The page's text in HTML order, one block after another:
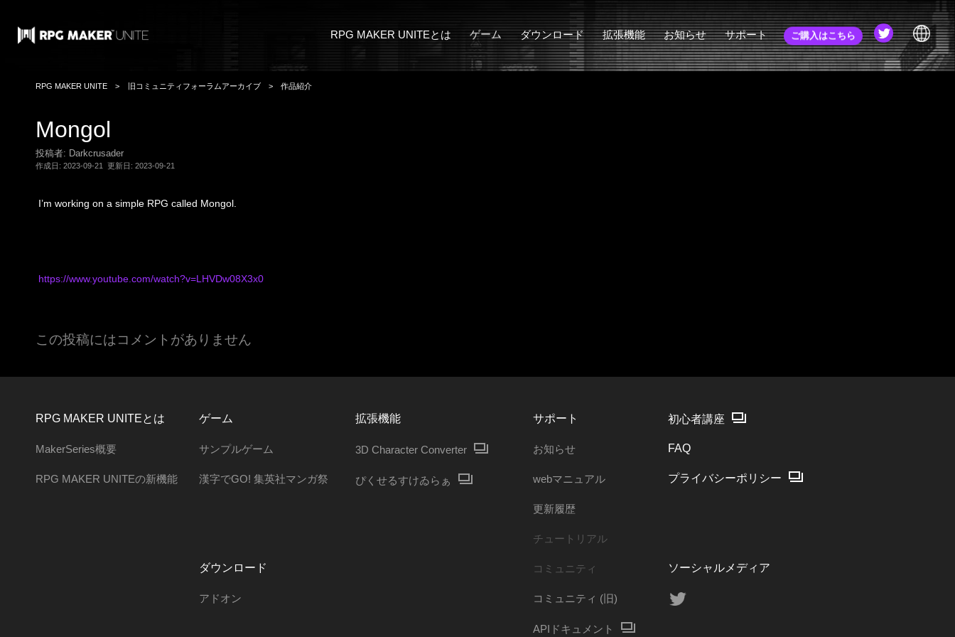
RPG MAKER UNITEとは
MakerSeries概要
ゲーム
サンプルゲーム
ダウンロード
アドオン
拡張機能
3D Character Converter
お知らせ
お知らせ
サポート
チュートリアル
ご購入はこちら
JA
RPG MAKER UNITE 旧コミュニティフォーラムアーカイブ 作品紹介
Mongol
投稿者: Darkcrusader
作成日: 2023-09-21 更新日: 2023-09-21
I’m working on a simple RPG called Mongol.
https://www.youtube.com/watch?v=LHVDw08X3x0
この投稿にはコメントがありません
RPG MAKER UNITEとは
MakerSeries概要
RPG MAKER UNITEの新機能
ゲーム
サンプルゲーム
漢字でGO! 集英社マンガ祭
ダウンロード
アドオン
拡張機能
3D Character Converter
ぴくせるすけゐらぁ
サポート
お知らせ
webマニュアル
更新履歴
チュートリアル
コミュニティ
コミュニティ (旧)
APIドキュメント
初心者講座
FAQ
プライバシーポリシー
ソーシャルメディア